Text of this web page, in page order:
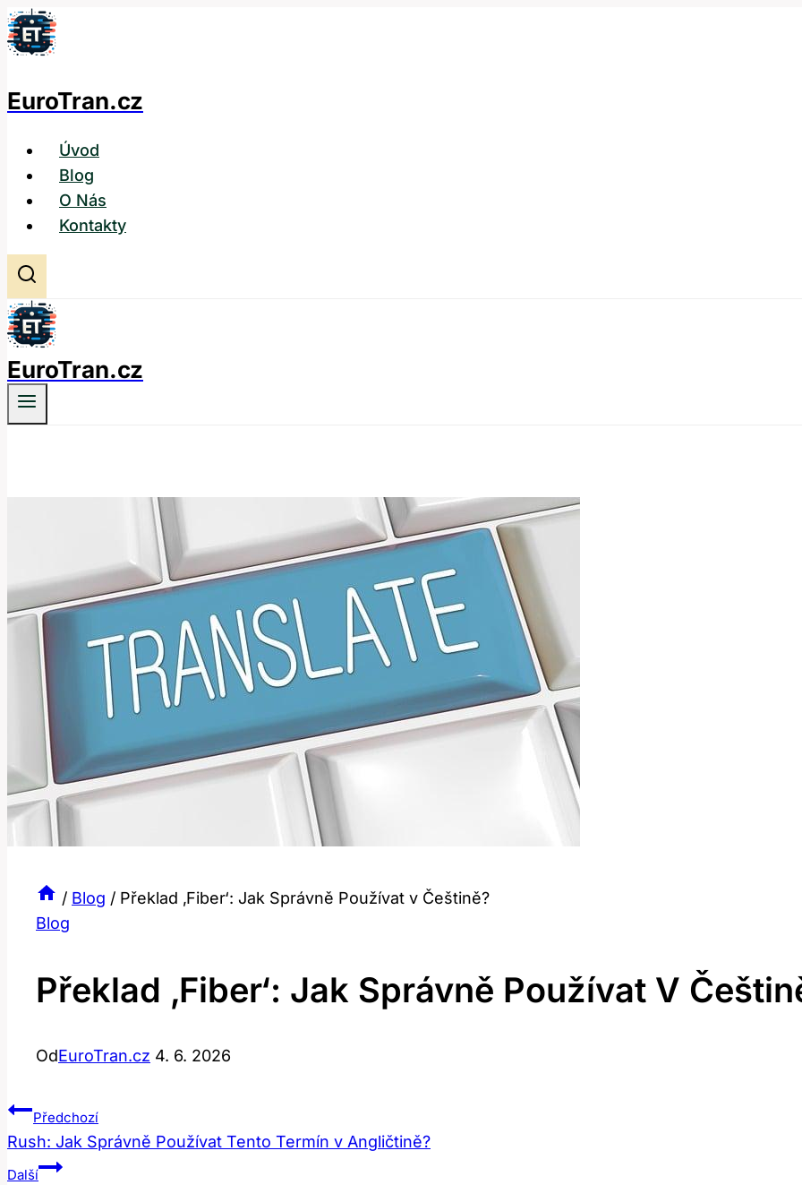
Přeskočit
na
EuroTran.cz
Úvod
Blog
O Nás
Kontakty
EuroTran.cz
/ Blog / Překlad ‚Fiber‘: Jak Správně Používat v Češtině?
Blog
Překlad ‚Fiber‘: Jak Správně Používat V
OdEuroTran.cz 4. 6. 2026
Navigace
Pro
Předchozí
Rush: Jak Správně Používat Tento Termín v Angličtině?
Další